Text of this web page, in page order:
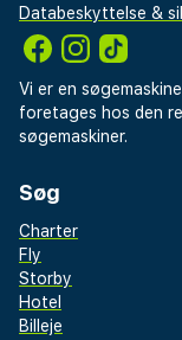
Databeskyttelse &
Vi er en
foretages hos den
søgemaskiner.
Søg
Charter
Fly
Storby
Hotel
Billeje